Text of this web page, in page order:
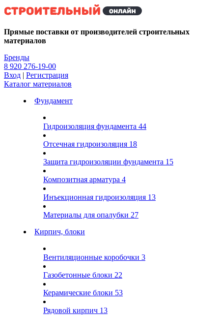
Kg
Прямые поставки от производителей строительных
материалов
Бренды
8 920 276-19-00
Вход | Регистрация
Каталог материалов
Фундамент
Гидроизоляция фундамента 44
Отсечная гидроизоляция 18
Защита гидроизоляции фундамента 15
Композитная арматура 4
Инъекционная гидроизоляция 13
Материалы для опалубки 27
Кирпич, блоки
Вентиляционные коробочки 3
Газобетонные блоки 22
Керамические блоки 53
Рядовой кирпич 13